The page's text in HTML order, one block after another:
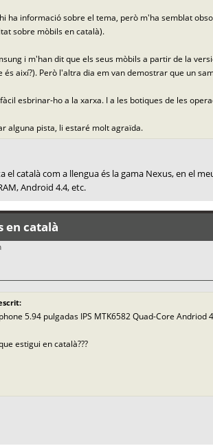
ha informació sobre el tema, però m'ha semblat
sobre mòbils en català).
i m'han dit que els seus mòbils a partir de la
és així?). Però l'altra dia em van demostrar que un
esbrinar-ho a la xarxa. I a les botiques de les
alguna pista, li estaré molt agraïda.
català com a llengua és la gama Nexus, en el
Android 4.4, etc.
en català
5.94 pulgadas IPS MTK6582 Quad-Core Andriod
estigui en català???